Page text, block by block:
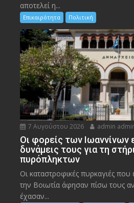
αποτελεί η...
Επικαιρότητα Πολιτική
7 Αυγούστου 2026 admin
Οι φορείς των Ιωαννίνων
δυνάμεις τους για τη
πυρόπληκτων
Οι καταστροφικές πυρκαγιές που
την Bοιωτία άφησαν πίσω τους
έχασαν...